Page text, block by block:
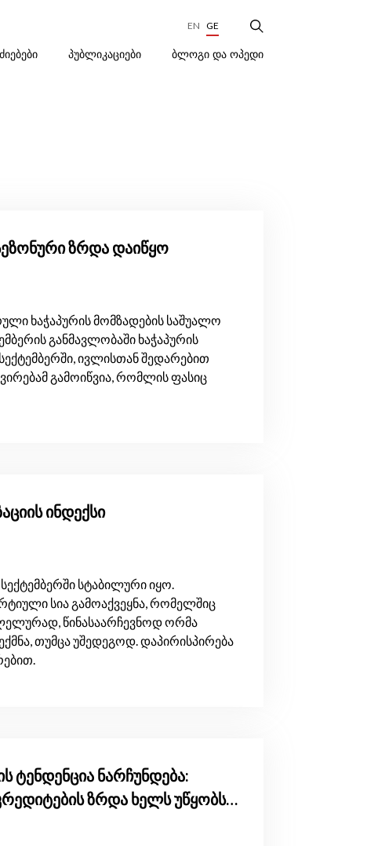
EN GE
ᲞᲣᲑᲚᲘᲙᲐᲪᲘᲔᲑᲘ ᲑᲚᲝᲒᲘ ᲓᲐ ᲝᲞᲔᲓᲘ
ზრდა დაიწყო
ხაჭაპურის მომზადების საშუალო
განმავლობაში ხაჭაპურის
ივლისთან შედარებით
გამოიწვია, რომლის ფასიც
ინდექსი
სტაბილური იყო.
სია გამოაქვეყნა, რომელშიც
წინასაარჩევნოდ ორმა
თუმცა უშედეგოდ. დაპირისპირება
ტენდენცია ნარჩუნდება:
ზრდა ხელს უწყობს